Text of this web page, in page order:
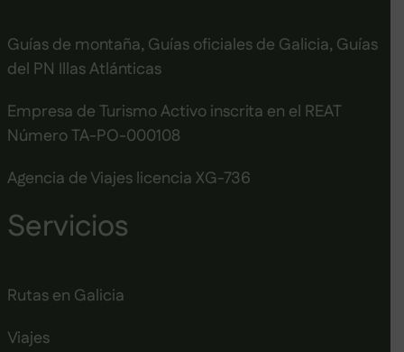
Guías de montaña, Guías oficiales de Galicia, Guías
del PN Illas Atlánticas
Empresa de Turismo Activo inscrita en el REAT
Número TA-PO-000108
Agencia de Viajes licencia XG-736
Servicios
Rutas en Galicia
Viajes